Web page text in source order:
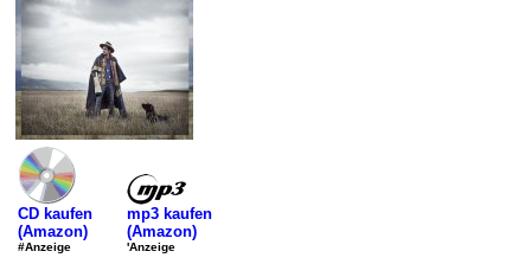
CD kaufen
(Amazon)
#Anzeige
mp3 kaufen
(Amazon)
'Anzeige